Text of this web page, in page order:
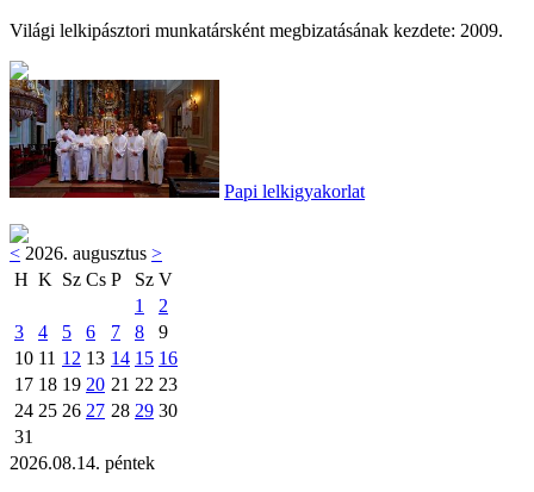
Világi lelkipásztori munkatársként megbizatásának kezdete: 2009.
Papi lelkigyakorlat
< 2026. augusztus >
H K Sz Cs P Sz V
1
2
3
4 5 6 7 8
9
10 11 12 13 14 15 16
17 18 19 20 21 22 23
24 25 26 27 28 29 30
31
2026.08.14. péntek